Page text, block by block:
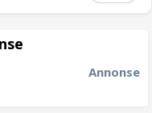
Annonse